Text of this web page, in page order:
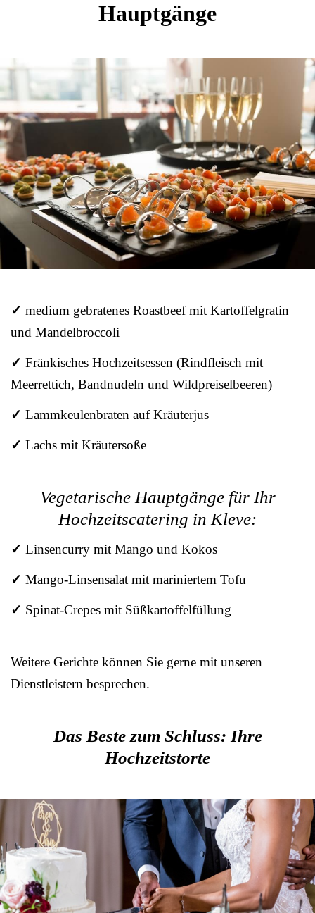
Hauptgänge
✓ medium gebratenes Roastbeef mit Kartoffelgratin
und Mandelbroccoli
✓ Fränkisches Hochzeitsessen (Rindfleisch mit
Meerrettich, Bandnudeln und Wildpreiselbeeren)
✓ Lammkeulenbraten auf Kräuterjus
✓ Lachs mit Kräutersoße
Vegetarische Hauptgänge für Ihr
Hochzeitscatering in Kleve:
✓ Linsencurry mit Mango und Kokos
✓ Mango-Linsensalat mit mariniertem Tofu
✓ Spinat-Crepes mit Süßkartoffelfüllung
Weitere Gerichte können Sie gerne mit unseren
Dienstleistern besprechen.
Das Beste zum Schluss: Ihre
Hochzeitstorte